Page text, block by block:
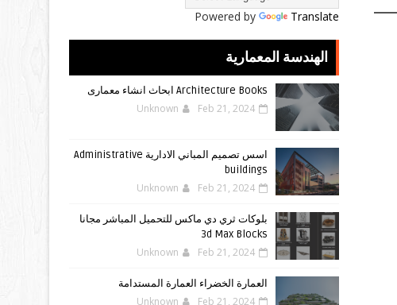
Powered by Translate
الهندسة المعمارية
Architecture Books ابحاث انشاء معمارى
Unknown Feb 21, 2024
اسس تصميم المباني الادارية Administrative
buildings
Unknown Feb 21, 2024
بلوكات ثري دي ماكس للتحميل المباشر مجانا
3d Max Blocks
Unknown Feb 21, 2024
العمارة الخضراء العمارة المستدامة
Unknown Feb 21, 2024